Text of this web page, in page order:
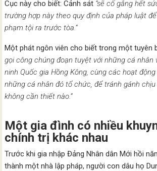
Cục này cho biết: Cảnh sát “sẽ cố gắng hết
trường hợp này theo quy định của pháp luật
phạm tội ra trước tòa.”
Một phát ngôn viên cho biết trong một tuyên
gọi công chúng đoạn tuyệt với những cá nhân
ninh Quốc gia Hồng Kông, cùng các hoạt
những cá nhân đó tổ chức, để tránh gánh
không cần thiết nào.”
Một gia đình có nhiều
chính trị khác nhau
Trước khi gia nhập Đảng Nhân dân Mới hồi
thành một nhà lập pháp, người con dâu họ